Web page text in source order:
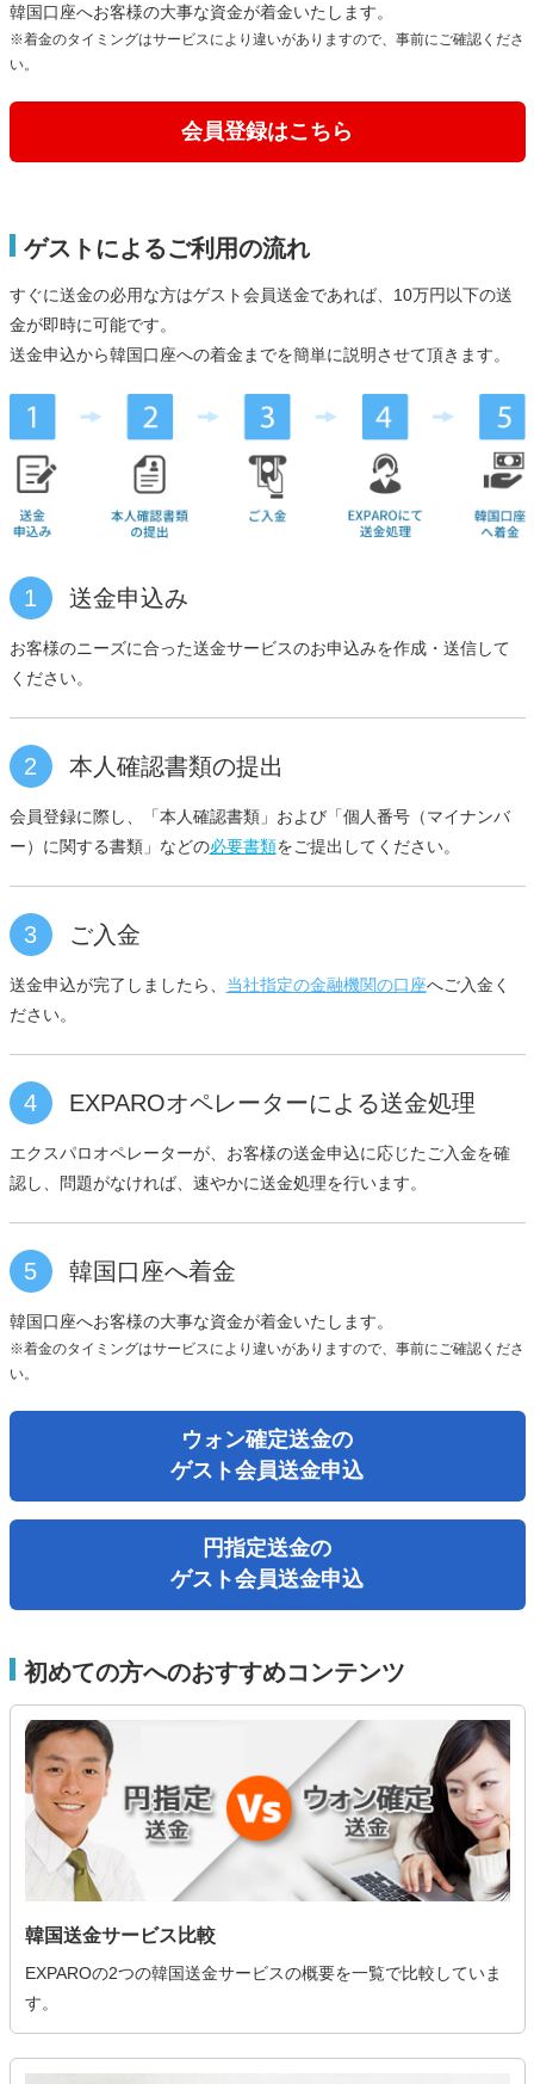
韓国口座へお客様の大事な資金が着金いたします。
※着金のタイミングはサービスにより違いがありますので、事前にご確認くださ
い。
会員登録はこちら
ゲストによるご利用の流れ
すぐに送金の必用な方はゲスト会員送金であれば、10万円以下の送
金が即時に可能です。
送金申込から韓国口座への着金までを簡単に説明させて頂きます。
1 送金申込み
お客様のニーズに合った送金サービスのお申込みを作成・送信して
ください。
2 本人確認書類の提出
会員登録に際し、「本人確認書類」および「個人番号（マイナンバ
ー）に関する書類」などの必要書類をご提出してください。
3 ご入金
送金申込が完了しましたら、 当社指定の金融機関の口座へご入金く
ださい。
4 EXPAROオペレーターによる送金処理
エクスパロオペレーターが、お客様の送金申込に応じたご入金を確
認し、問題がなければ、速やかに送金処理を行います。
5 韓国口座へ着金
韓国口座へお客様の大事な資金が着金いたします。
※着金のタイミングはサービスにより違いがありますので、事前にご確認くださ
い。
ウォン確定送金の
ゲスト会員送金申込
円指定送金の
ゲスト会員送金申込
初めての方へのおすすめコンテンツ
韓国送金サービス比較
EXPAROの2つの韓国送金サービスの概要を一覧で比較していま
す。